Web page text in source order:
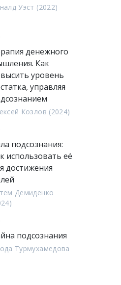
Уэст (2022)
денежного
Как
уровень
управляя
Козлов (2024)
подсознания:
использовать её
достижения
Демиденко
подсознания
Турмухамедова